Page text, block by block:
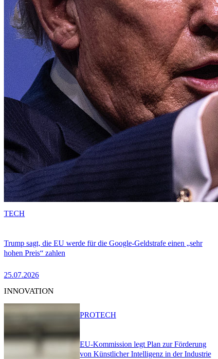
Trump sagt, die EU werde für die Google-Geldstrafe einen „sehr
hohen Preis“ zahlen
25.07.2026
TECH
INNOVATION
EU-Kommission legt Plan zur Förderung
von Künstlicher Intelligenz in der Industrie
PROTECH